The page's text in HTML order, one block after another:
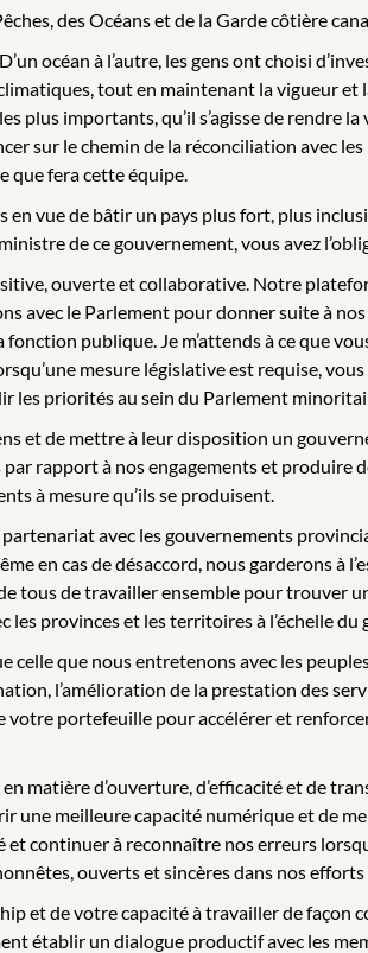
des Océans et de la Garde côtière
océan à l’autre, les gens ont choisi
tout en maintenant la vigueur et
plus importants, qu’il s’agisse de rendre
sur le chemin de la réconciliation avec
que fera cette équipe.
vue de bâtir un pays plus fort, plus
de ce gouvernement, vous avez
ouverte et collaborative. Notre
avec le Parlement pour donner suite à
publique. Je m’attends à ce que
mesure législative est requise,
les priorités au sein du Parlement
et de mettre à leur disposition un
rapport à nos engagements et produire
à mesure qu’ils se produisent.
avec les gouvernements
en cas de désaccord, nous garderons à
tous de travailler ensemble pour trouver
provinces et les territoires à l’échelle du
celle que nous entretenons avec les
l’amélioration de la prestation des
portefeuille pour accélérer et
matière d’ouverture, d’efficacité et de
une meilleure capacité numérique et de
continuer à reconnaître nos erreurs
ouverts et sincères dans nos
et de votre capacité à travailler de façon
établir un dialogue productif avec les